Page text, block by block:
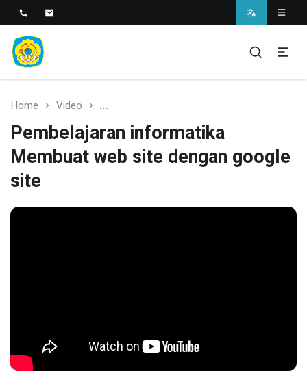
SMAN 1 Bantaran
SMAN 1 BANTARAN
Home Video Pembelajaran informatika Membuat web
Pembelajaran informatika
Membuat web site dengan google
site